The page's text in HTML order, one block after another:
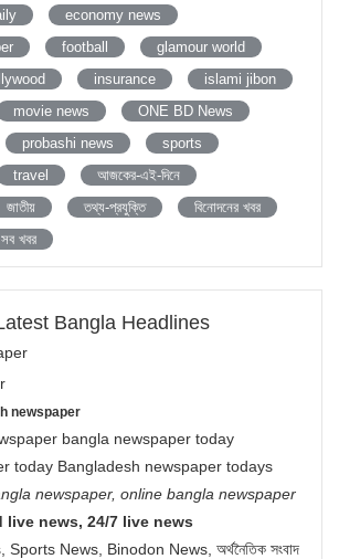
economy news
football
glamour world
insurance
islami jibon
movie news
ONE BD News
probashi news
sports
travel
আজকের-এই-দিনে
জাতীয় তথ্য-প্রযুক্তি
বিনোদনের খবর
সব খবর
Latest Bangla Headlines
newspaper
bangla newspaper today
today Bangladesh newspaper todays
newspaper, online bangla newspaper
live news, 24/7 live news
News, Binodon News, অর্থনৈতিক সংবাদ